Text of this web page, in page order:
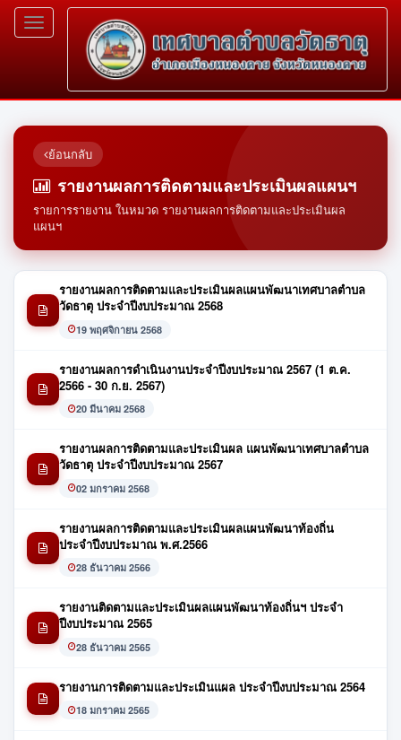
Toggle
navigation
ย้อนกลับ
รายงานผลการติดตามและประเมินผลแผนฯ
รายการรายงาน ในหมวด รายงานผลการติดตามและประเมินผล
แผนฯ
รายงานผลการติดตามและประเมินผลแผนพัฒนาเทศบาลตำบล
วัดธาตุ ประจำปีงบประมาณ 2568
19 พฤศจิกายน 2568
รายงานผลการดำเนินงานประจำปีงบประมาณ 2567 (1 ต.ค.
2566 - 30 ก.ย. 2567)
20 มีนาคม 2568
รายงานผลการติดตามและประเมินผล แผนพัฒนาเทศบาลตำบล
วัดธาตุ ประจำปีงบประมาณ 2567
02 มกราคม 2568
รายงานผลการติดตามและประเมินผลแผนพัฒนาท้องถิ่น
ประจำปีงบประมาณ พ.ศ.2566
28 ธันวาคม 2566
รายงานติดตามและประเมินผลแผนพัฒนาท้องถิ่นฯ ประจำ
ปีงบประมาณ 2565
28 ธันวาคม 2565
รายงานการติดตามและประเมินแผล ประจำปีงบประมาณ 2564
18 มกราคม 2565